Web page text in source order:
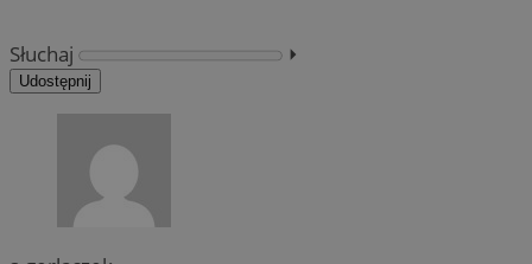
Słuchaj ⏵︎
Udostępnij